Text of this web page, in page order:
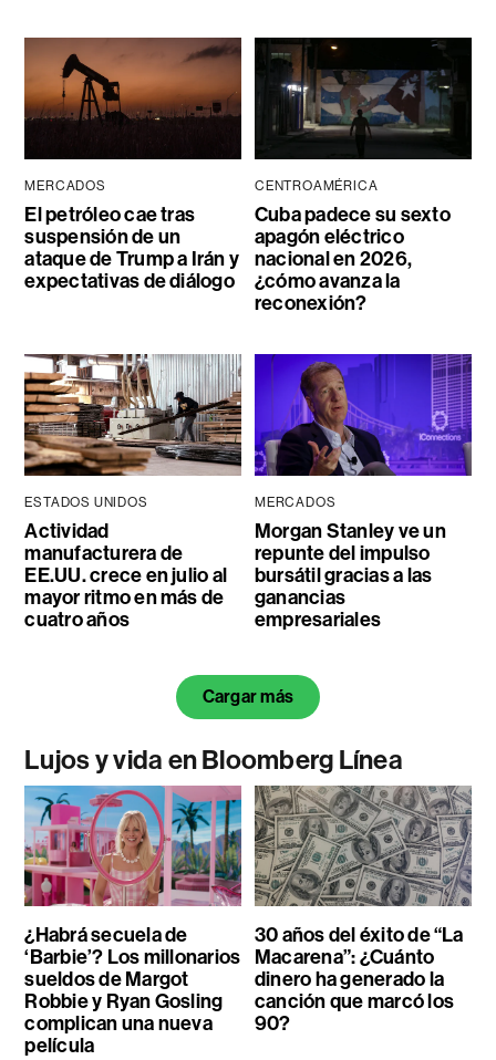
MERCADOS
El petróleo cae tras
suspensión de un
ataque de Trump a Irán y
expectativas de diálogo
CENTROAMÉRICA
Cuba padece su sexto
apagón eléctrico
nacional en 2026,
¿cómo avanza la
reconexión?
ESTADOS UNIDOS
Actividad
manufacturera de
EE.UU. crece en julio al
mayor ritmo en más de
cuatro años
MERCADOS
Morgan Stanley ve un
repunte del impulso
bursátil gracias a las
ganancias
empresariales
Cargar más
Lujos y vida en Bloomberg Línea
¿Habrá secuela de
‘Barbie’? Los millonarios
sueldos de Margot
Robbie y Ryan Gosling
complican una nueva
película
30 años del éxito de “La
Macarena”: ¿Cuánto
dinero ha generado la
canción que marcó los
90?